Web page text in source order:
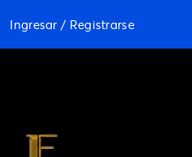
Ingresar / Registrarse